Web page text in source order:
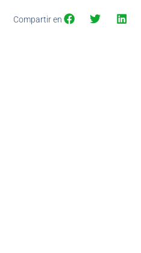
Compartir en